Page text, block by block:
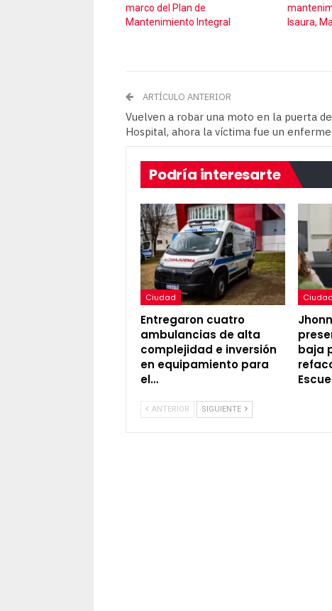
marco del Plan de
Mantenimiento Integral
Isaura,
ARTÍCULO ANTERIOR
Vuelven a robar una moto en la puerta
Hospital, ahora la víctima fue un
Podría interesarte
Ciudad
Entregaron cuatro
ambulancias de alta
complejidad e inversión
en equipamiento para
el…
Ciudad
baja
ANTERIOR SIGUIENTE